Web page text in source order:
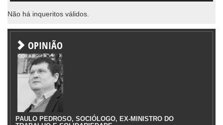
Não há inqueritos válidos.
OPINIÃO
PAULO PEDROSO, SOCIÓLOGO, EX-MINISTRO DO